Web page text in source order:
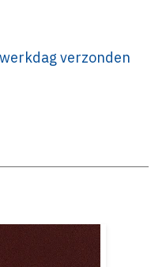
verzonden